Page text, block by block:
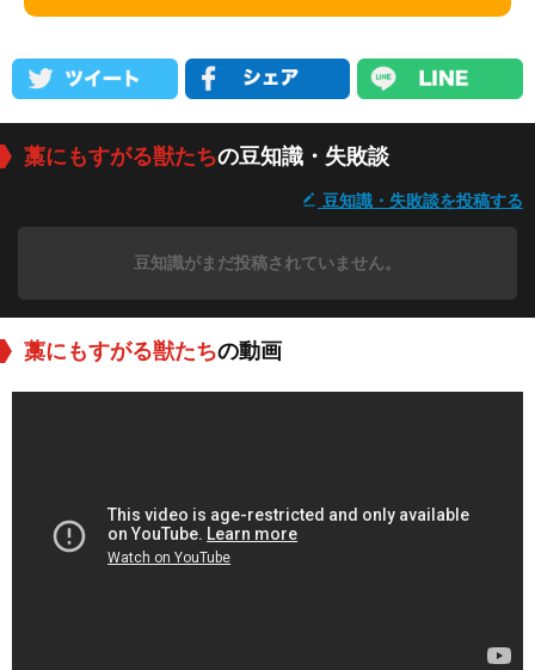
藁にもすがる獣たちの豆知識・失敗談
豆知識・失敗談を投稿する
豆知識がまだ投稿されていません。
藁にもすがる獣たちの動画